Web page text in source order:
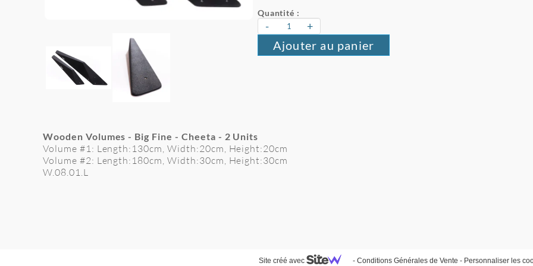
Quantité :
- +
Ajouter au panier
Wooden Volumes - Big Fine - Cheeta - 2 Units
Volume #1: Length:130cm, Width:20cm, Height:20cm
Volume #2: Length:180cm, Width:30cm, Height:30cm
W.08.01.L
Site créé avec - Conditions Générales de Vente - Personnaliser les